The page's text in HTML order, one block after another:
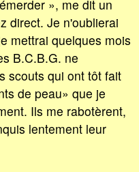
», me dit un
direct. Je n'oublierai
mettrai quelques mois
B.C.B.G. ne
scouts qui ont tôt fait
de peau» que je
Ils me rabotèrent,
lentement leur